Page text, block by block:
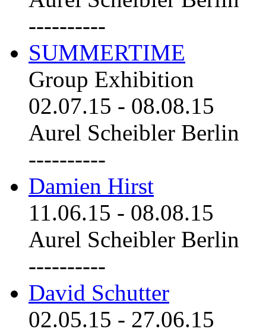
----------
SUMMERTIME
Group Exhibition
02.07.15 - 08.08.15
Aurel Scheibler Berlin
----------
Damien Hirst
11.06.15 - 08.08.15
Aurel Scheibler Berlin
----------
David Schutter
02.05.15 - 27.06.15